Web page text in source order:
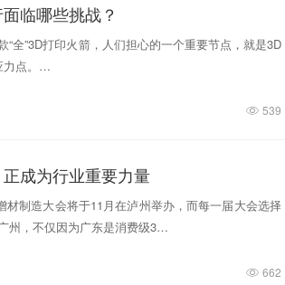
临哪些挑战？
全”3D打印火箭，人们担心的一个重要节点，就是3D
力点。…
539
成为行业重要力量
材制造大会将于11月在泸州举办，而每一届大会选择
州，不仅因为广东是消费级3…
662